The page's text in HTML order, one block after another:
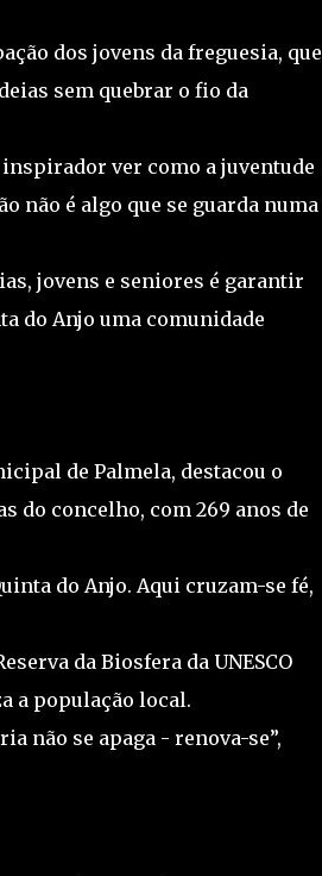
dos jovens da freguesia, que
sem quebrar o fio da
inspirador ver como a juventude
não é algo que se guarda numa
jovens e seniores é garantir
do Anjo uma comunidade
de Palmela, destacou o
do concelho, com 269 anos de
do Anjo. Aqui cruzam-se fé,
da Biosfera da UNESCO
a população local.
não se apaga - renova-se”,